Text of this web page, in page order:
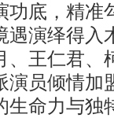
功底，精准
遇演绎得入
、王仁君、
演员倾情
生命力与独